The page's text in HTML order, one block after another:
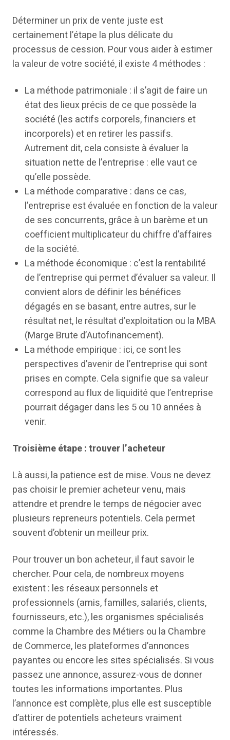
Déterminer un prix de vente juste est
certainement l’étape la plus délicate du
processus de cession. Pour vous aider à estimer
la valeur de votre société, il existe 4 méthodes :
La méthode patrimoniale : il s’agit de faire un
état des lieux précis de ce que possède la
société (les actifs corporels, financiers et
incorporels) et en retirer les passifs.
Autrement dit, cela consiste à évaluer la
situation nette de l’entreprise : elle vaut ce
qu’elle possède.
La méthode comparative : dans ce cas,
l’entreprise est évaluée en fonction de la valeur
de ses concurrents, grâce à un barème et un
coefficient multiplicateur du chiffre d’affaires
de la société.
La méthode économique : c’est la rentabilité
de l’entreprise qui permet d’évaluer sa valeur. Il
convient alors de définir les bénéfices
dégagés en se basant, entre autres, sur le
résultat net, le résultat d’exploitation ou la MBA
(Marge Brute d’Autofinancement).
La méthode empirique : ici, ce sont les
perspectives d’avenir de l’entreprise qui sont
prises en compte. Cela signifie que sa valeur
correspond au flux de liquidité que l’entreprise
pourrait dégager dans les 5 ou 10 années à
venir.
Troisième étape : trouver l’acheteur
Là aussi, la patience est de mise. Vous ne devez
pas choisir le premier acheteur venu, mais
attendre et prendre le temps de négocier avec
plusieurs repreneurs potentiels. Cela permet
souvent d’obtenir un meilleur prix.
Pour trouver un bon acheteur, il faut savoir le
chercher. Pour cela, de nombreux moyens
existent : les réseaux personnels et
professionnels (amis, familles, salariés, clients,
fournisseurs, etc.), les organismes spécialisés
comme la Chambre des Métiers ou la Chambre
de Commerce, les plateformes d’annonces
payantes ou encore les sites spécialisés. Si vous
passez une annonce, assurez-vous de donner
toutes les informations importantes. Plus
l’annonce est complète, plus elle est susceptible
d’attirer de potentiels acheteurs vraiment
intéressés.